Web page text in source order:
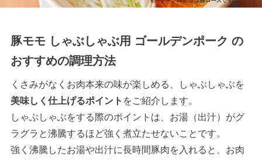
豚モモ しゃぶしゃぶ用 ゴールデンポーク の
おすすめの調理方法
くさみがなくお肉本来の味が楽しめる、しゃぶしゃぶを
美味しく仕上げるポイント をご紹介します。
しゃぶしゃぶをする際のポイントは、お湯（出汁）がグ
ラグラと沸騰するほど強く煮立たせないことです。
強く沸騰したお湯や出汁に長時間豚肉を入れると、お肉